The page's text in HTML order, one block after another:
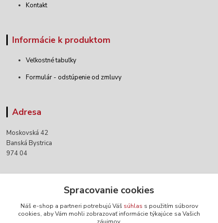
Kontakt
Informácie k produktom
Veľkostné tabuľky
Formulár - odstúpenie od zmluvy
Adresa
Moskovská 42
Banská Bystrica
974 04
+421 903 152 158
Spracovanie cookies
Náš e-shop a partneri potrebujú Váš súhlas s použitím súborov
cookies, aby Vám mohli zobrazovať informácie týkajúce sa Vašich